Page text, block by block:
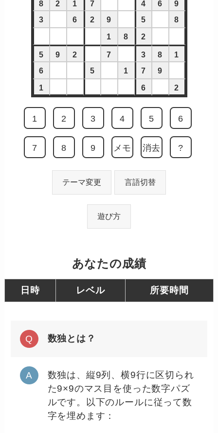
8 2 1 7 4 6
9
3
6 2 9 5 8
1 8 2
5 9 2 7 3 8
1
6
5 1 7 9
1 6 2
1 2 3 4 5 6
7 8 9 メモ 消去 ?
テーマ変更 言語切替
遊び方
あなたの成績
日時 レベル 所要時間
数独とは？
数独は、縦9列、横9行に区切られ
た9×9のマス目を使った数字パズ
ルです。以下のルールに従って数
字を埋めます：